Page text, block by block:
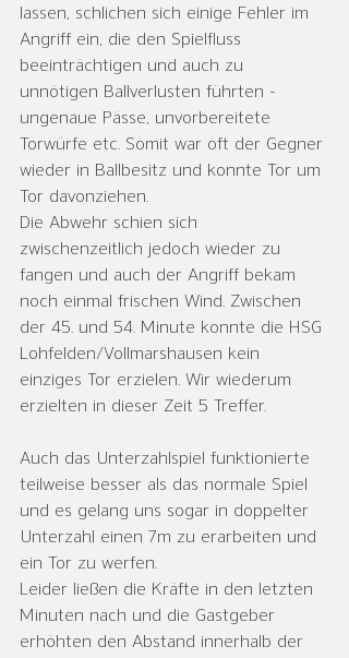
lassen, schlichen sich einige Fehler im
Angriff ein, die den Spielfluss
beeinträchtigen und auch zu
unnötigen Ballverlusten führten -
ungenaue Pässe, unvorbereitete
Torwürfe etc. Somit war oft der Gegner
wieder in Ballbesitz und konnte Tor um
Tor davonziehen.
Die Abwehr schien sich
zwischenzeitlich jedoch wieder zu
fangen und auch der Angriff bekam
noch einmal frischen Wind. Zwischen
der 45. und 54. Minute konnte die HSG
Lohfelden/Vollmarshausen kein
einziges Tor erzielen. Wir wiederum
erzielten in dieser Zeit 5 Treffer.
Auch das Unterzahlspiel funktionierte
teilweise besser als das normale Spiel
und es gelang uns sogar in doppelter
Unterzahl einen 7m zu erarbeiten und
ein Tor zu werfen.
Leider ließen die Kräfte in den letzten
Minuten nach und die Gastgeber
erhöhten den Abstand innerhalb der